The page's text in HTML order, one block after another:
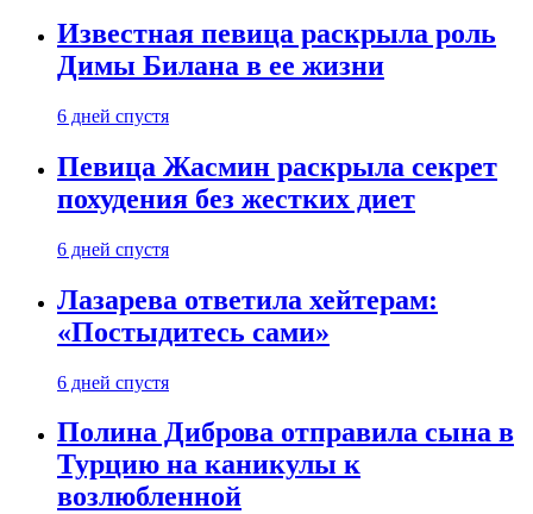
Известная певица раскрыла роль
Димы Билана в ее жизни
6 дней спустя
Певица Жасмин раскрыла секрет
похудения без жестких диет
6 дней спустя
Лазарева ответила хейтерам:
«Постыдитесь сами»
6 дней спустя
Полина Диброва отправила сына в
Турцию на каникулы к
возлюбленной